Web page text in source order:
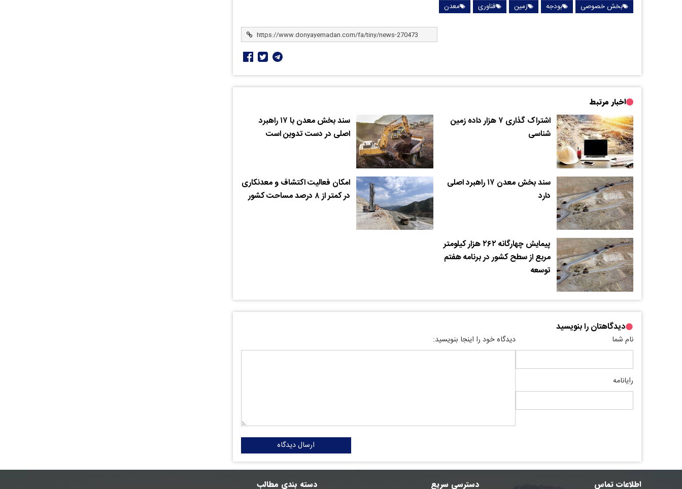
بخش خصوصی بودجه زمین فناوری معدن
اخبار مرتبط
اشتراک گذاری ۷ هزار داده زمین
شناسی
سند بخش معدن با ۱۷ راهبرد
اصلی در دست تدوین است
سند بخش معدن ۱۷ راهبرد اصلی
دارد
امکان فعالیت اکتشاف و معدنکاری
در کمتر از ۸ درصد مساحت کشور
پیمایش چهارگانه ۲۶۲ هزار کیلومتر
مربع از سطح کشور در برنامه هفتم
توسعه
دیدگاهتان را بنویسید
نام شما
رایانامه
دیدگاه خود را اینجا بنویسید:
ارسال دیدگاه
اطلاعات تماس دسترسی سریع دسته بندی مطالب